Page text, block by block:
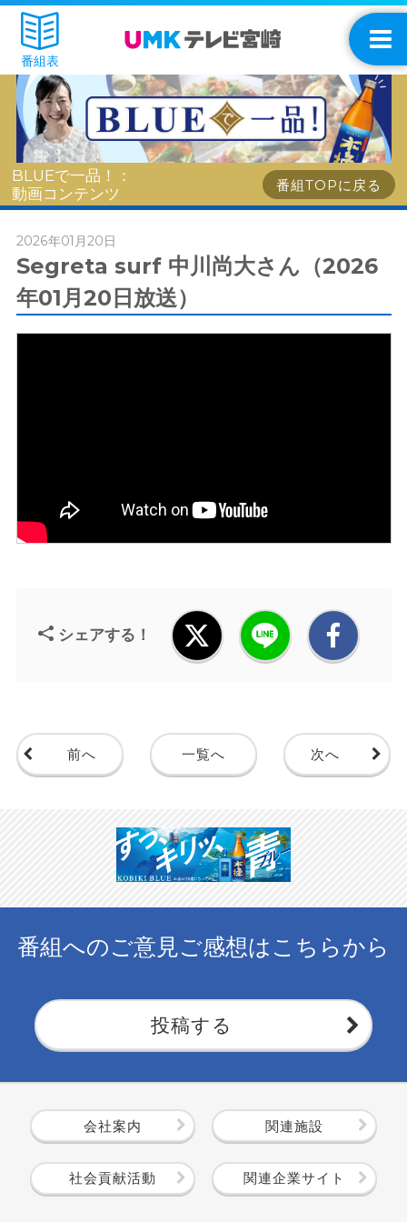
番組表
BLUEで一品！：
動画コンテンツ
番組TOPに戻る
2026年01月20日
Segreta surf 中川尚大さん（2026
年01月20日放送）
シェアする！
前へ 一覧へ 次へ
番組へのご意見ご感想はこちらから
投稿する
会社案内 関連施設
社会貢献活動 関連企業サイト